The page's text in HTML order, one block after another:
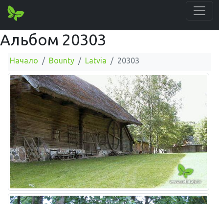
Альбом 20303
Начало Bounty Latvia 20303